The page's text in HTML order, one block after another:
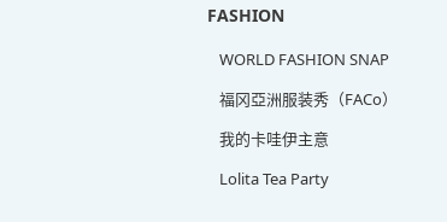
FASHION
WORLD FASHION SNAP
福冈亞洲服装秀（FACo）
我的卡哇伊主意
Lolita Tea Party